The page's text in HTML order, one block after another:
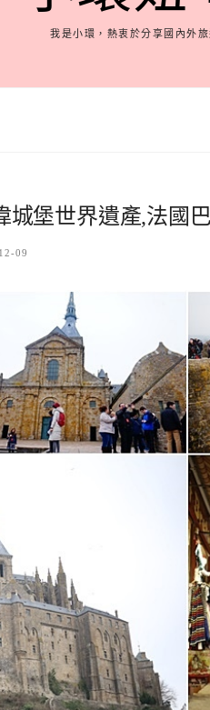
我是小環，熱衷於分享國內外
城堡世界遺產,法國
09